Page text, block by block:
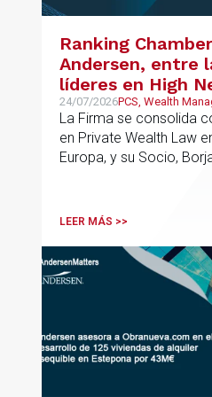
contractual de los
todas las fases de la
Ranking
Andersen, entre
líderes en High
España y Europa
24/07/2026PCS, Wealth
Business
La Firma se consolida
en Private Wealth Law
Europa, y su Socio,
profesionales clave del
LEER MÁS >>